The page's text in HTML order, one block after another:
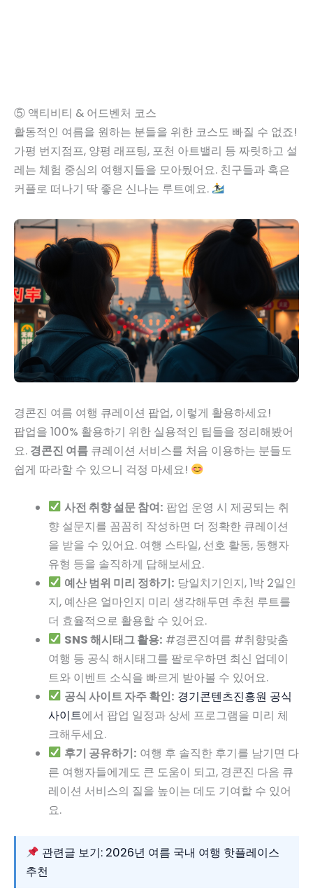
⑤ 액티비티 & 어드벤처 코스
활동적인 여름을 원하는 분들을 위한 코스도 빠질 수 없죠!
가평 번지점프, 양평 래프팅, 포천 아트밸리 등 짜릿하고 설
레는 체험 중심의 여행지들을 모아뒀어요. 친구들과 혹은
커플로 떠나기 딱 좋은 신나는 루트예요.
경콘진 여름 여행 큐레이션 팝업, 이렇게 활용하세요!
팝업을 100% 활용하기 위한 실용적인 팁들을 정리해봤어
요. 경콘진 여름 큐레이션 서비스를 처음 이용하는 분들도
쉽게 따라할 수 있으니 걱정 마세요!
사전 취향 설문 참여: 팝업 운영 시 제공되는 취
향 설문지를 꼼꼼히 작성하면 더 정확한 큐레이션
을 받을 수 있어요. 여행 스타일, 선호 활동, 동행자
유형 등을 솔직하게 답해보세요.
예산 범위 미리 정하기: 당일치기인지, 1박 2일인
지, 예산은 얼마인지 미리 생각해두면 추천 루트를
더 효율적으로 활용할 수 있어요.
SNS 해시태그 활용: #경콘진여름 #취향맞춤
여행 등 공식 해시태그를 팔로우하면 최신 업데이
트와 이벤트 소식을 빠르게 받아볼 수 있어요.
공식 사이트 자주 확인: 경기콘텐츠진흥원 공식
사이트에서 팝업 일정과 상세 프로그램을 미리 체
크해두세요.
후기 공유하기: 여행 후 솔직한 후기를 남기면 다
른 여행자들에게도 큰 도움이 되고, 경콘진 다음 큐
레이션 서비스의 질을 높이는 데도 기여할 수 있어
요.
관련글 보기: 2026년 여름 국내 여행 핫플레이스
추천